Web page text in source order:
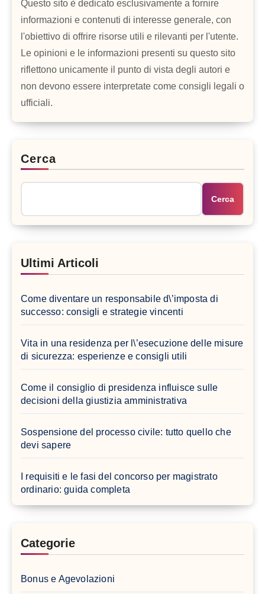
Questo sito è dedicato esclusivamente a fornire
informazioni e contenuti di interesse generale, con
l'obiettivo di offrire risorse utili e rilevanti per l'utente.
Le opinioni e le informazioni presenti su questo sito
riflettono unicamente il punto di vista degli autori e
non devono essere interpretate come consigli legali o
ufficiali.
Cerca
Cerca
Ultimi Articoli
Come diventare un responsabile d\’imposta di
successo: consigli e strategie vincenti
Vita in una residenza per l\’esecuzione delle misure
di sicurezza: esperienze e consigli utili
Come il consiglio di presidenza influisce sulle
decisioni della giustizia amministrativa
Sospensione del processo civile: tutto quello che
devi sapere
I requisiti e le fasi del concorso per magistrato
ordinario: guida completa
Categorie
Bonus e Agevolazioni